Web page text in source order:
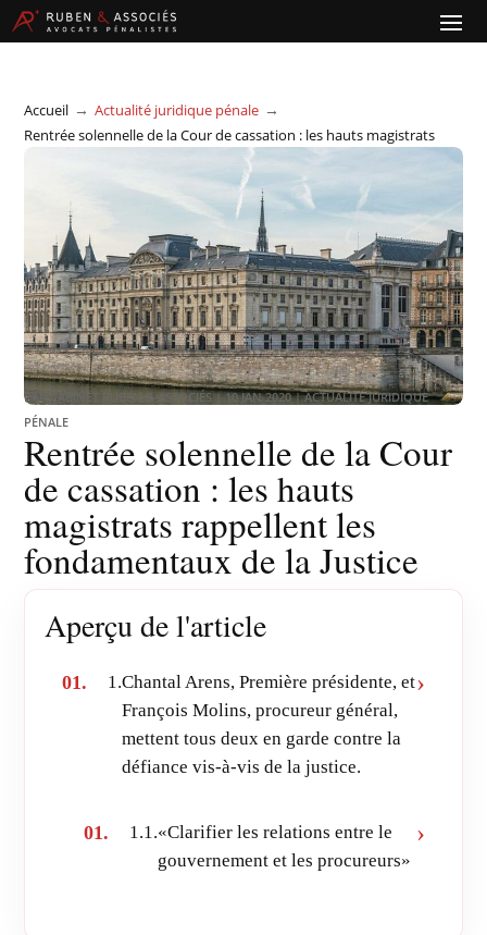
Accueil → Actualité juridique pénale →
Rentrée solennelle de la Cour de cassation : les hauts magistrats
rappellent les fondamentaux de la Justice
PAR CABINET RUBEN & ASSOCIÉS|10 JAN 2020|ACTUALITÉ JURIDIQUE
PÉNALE
Rentrée solennelle de la Cour
de cassation : les hauts
magistrats rappellent les
fondamentaux de la Justice
Aperçu de l'article
1.Chantal Arens, Première présidente, et
François Molins, procureur général,
mettent tous deux en garde contre la
défiance vis-à-vis de la justice.
1.1.«Clarifier les relations entre le
gouvernement et les procureurs»